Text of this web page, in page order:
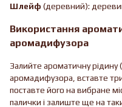
Шлейф (деревний):
Використання
аромадифузора
Залийте ароматичну
аромадифузора, вставте
поставте його на вибране
палички і залиште ще на